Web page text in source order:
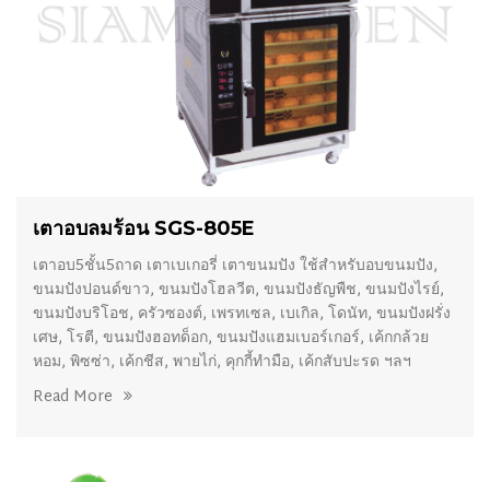
เตาอบลมร้อน SGS-805E
เตาอบ5ชั้น5ถาด เตาเบเกอรี่ เตาขนมปัง ใช้สำหรับอบขนมปัง,
ขนมปังปอนด์ขาว, ขนมปังโฮลวีต, ขนมปังธัญพืช, ขนมปังไรย์,
ขนมปังบริโอช, ครัวซองต์, เพรทเซล, เบเกิล, โดนัท, ขนมปังฝรั่ง
เศษ, โรตี, ขนมปังฮอทด็อก, ขนมปังแฮมเบอร์เกอร์, เค้กกล้วย
หอม, พิซซ่า, เค้กชีส, พายไก่, คุกกี้ทำมือ, เค้กสับปะรด ฯลฯ
Read More